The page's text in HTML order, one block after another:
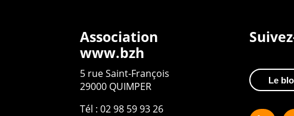
Association
www.bzh
5 rue Saint-François
29000 QUIMPER
Tél : 02 98 59 93 26
Le